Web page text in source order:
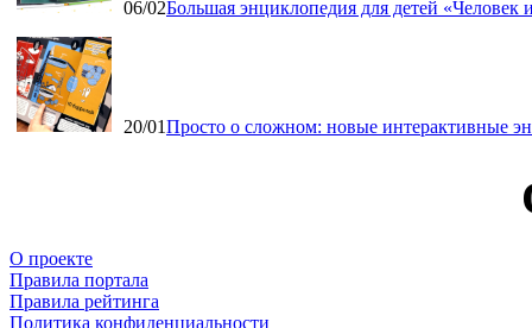
06/02Большая энциклопедия для детей
20/01Просто о сложном: новые интерактивные
О проекте
Правила портала
Правила рейтинга
Политика конфиденциальности